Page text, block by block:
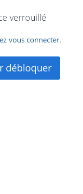
verrouillé
vous connecter.
débloquer